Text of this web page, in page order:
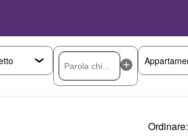
Ordinare: